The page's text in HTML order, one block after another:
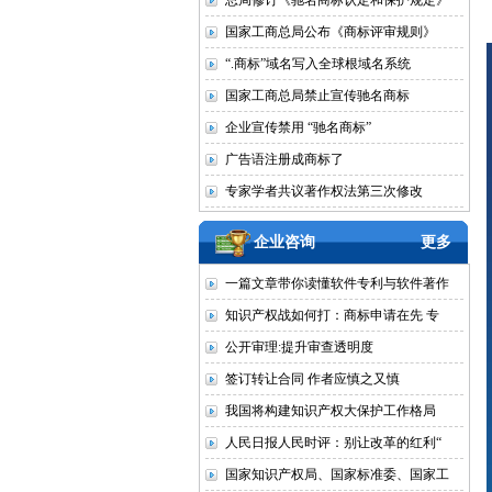
国家工商总局公布《商标评审规则》
“.商标”域名写入全球根域名系统
国家工商总局禁止宣传驰名商标
企业宣传禁用 “驰名商标”
广告语注册成商标了
专家学者共议著作权法第三次修改
企业咨询 更多
一篇文章带你读懂软件专利与软件著作
知识产权战如何打：商标申请在先 专
公开审理:提升审查透明度
签订转让合同 作者应慎之又慎
我国将构建知识产权大保护工作格局
人民日报人民时评：别让改革的红利“
国家知识产权局、国家标准委、国家工